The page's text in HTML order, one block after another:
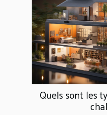
Quels sont les